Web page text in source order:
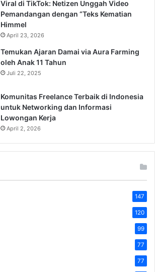
Viral di TikTok: Netizen Unggah Video
Pemandangan dengan “Teks Kematian
Himmel
April 23, 2026
Temukan Ajaran Damai via Aura Farming
oleh Anak 11 Tahun
Juli 22, 2025
Komunitas Freelance Terbaik di Indonesia
untuk Networking dan Informasi
Lowongan Kerja
April 2, 2026
147
120
99
77
77